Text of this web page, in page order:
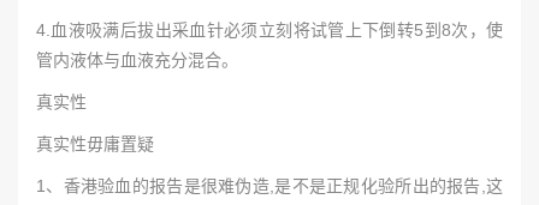
4.血液吸满后拔出采血针必须立刻将试管上下倒转5到8次，使
管内液体与血液充分混合。
真实性
真实性毋庸置疑
1、香港验血的报告是很难伪造,是不是正规化验所出的报告,这